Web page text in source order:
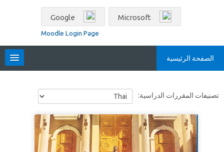
Moodle Login Page
الصفحة الرئيسية
البحث
في
المقررات
تسليم
تصنيفات المقررات الدراسية: